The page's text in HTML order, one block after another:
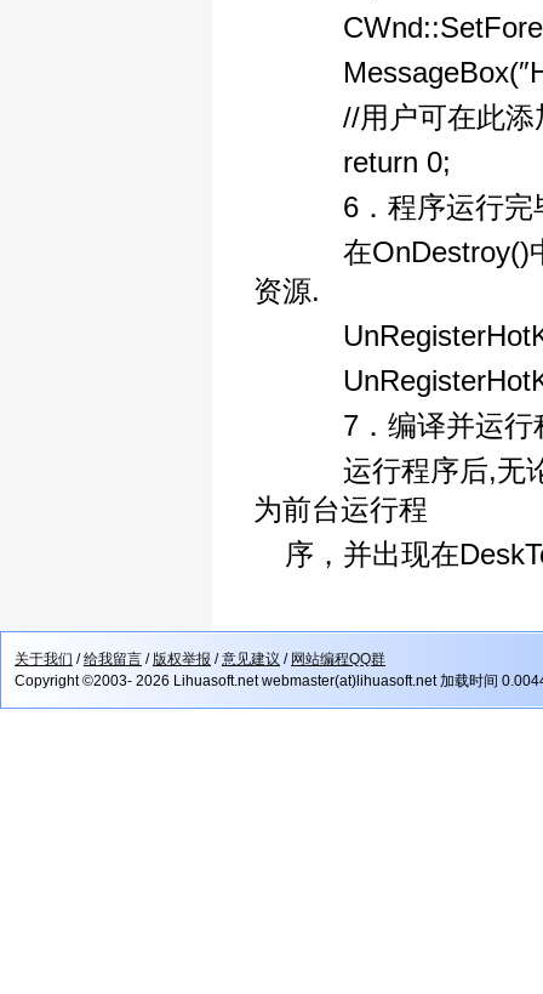
//用户可在此添
return 0;
6．程序运行完
在OnDestroy()中
资源.
7．编译并运行
运行程序后,无论
为前台运行程
序，并出现在
关于我们 /给我留言 /版权举报 /意见建议 / 网站编程QQ群
Copyright ©2003- 2026 Lihuasoft.net webmaster(at)lihuasoft.net 加载时间